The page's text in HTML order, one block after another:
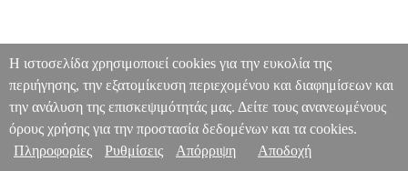
Η ιστοσελίδα χρησιμοποιεί cookies για την ευκολία της
περιήγησης, την εξατομίκευση περιεχομένου και διαφημίσεων και
την ανάλυση της επισκεψιμότητάς μας. Δείτε τους ανανεωμένους
όρους χρήσης για την προστασία δεδομένων και τα cookies.
Πληροφορίες
Ρυθμίσεις Απόρριψη Αποδοχή